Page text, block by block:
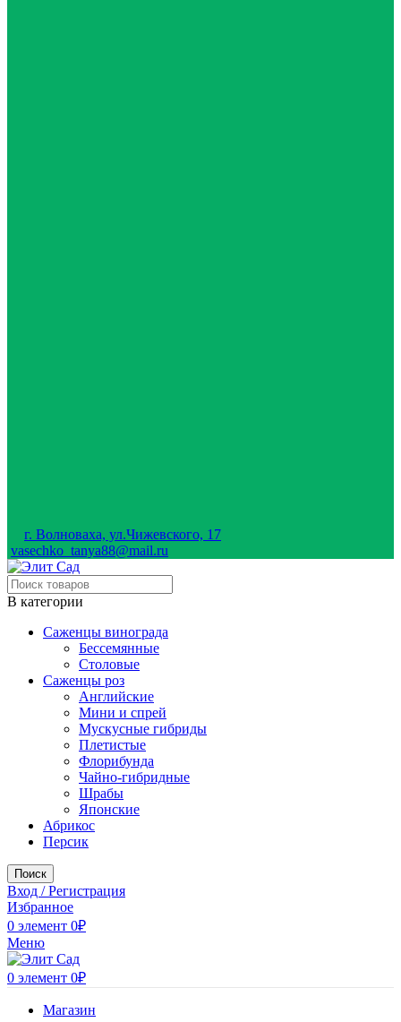
г. Волноваха, ул.Чижевского, 17
vasechko_tanya88@mail.ru
В категории
Саженцы винограда
Бессемянные
Столовые
Саженцы роз
Английские
Мини и спрей
Мускусные гибриды
Плетистые
Флорибунда
Чайно-гибридные
Шрабы
Японские
Абрикос
Персик
Поиск
Вход / Регистрация
Избранное
0 элемент 0₽
Меню
0 элемент 0₽
Магазин